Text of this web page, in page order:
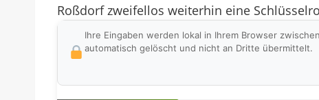
Roßdorf zweifellos weiterhin eine
Ihre Eingaben werden lokal in Ihrem Browser
automatisch gelöscht und nicht an Dritte übermittelt.